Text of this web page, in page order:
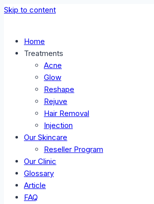
Skip to content
Home
Treatments
Acne
Glow
Reshape
Rejuve
Hair Removal
Injection
Our Skincare
Reseller Program
Our Clinic
Glossary
Article
FAQ